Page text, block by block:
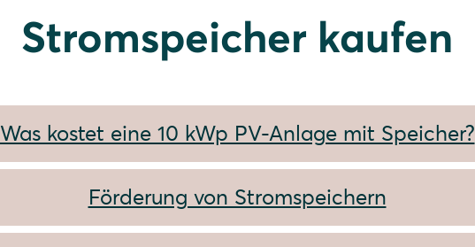
Stromspeicher kaufen
Was kostet eine 10 kWp PV-Anlage mit Speicher?
Förderung von Stromspeichern